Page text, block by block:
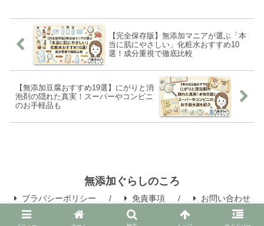
【完全保存版】無添加マニアが選ぶ「本
当に肌にやさしい」化粧水おすすめ10
選！成分重視で徹底比較
【無添加豆腐おすすめ19選】にがりと消
泡剤の隠れた真実！スーパーやコンビニ
のお手軽品も
無添加ぐらしのころ
プラバシーポリシー 免責事項 お問い合わせ
© 2018 無添加ぐらしのころ.